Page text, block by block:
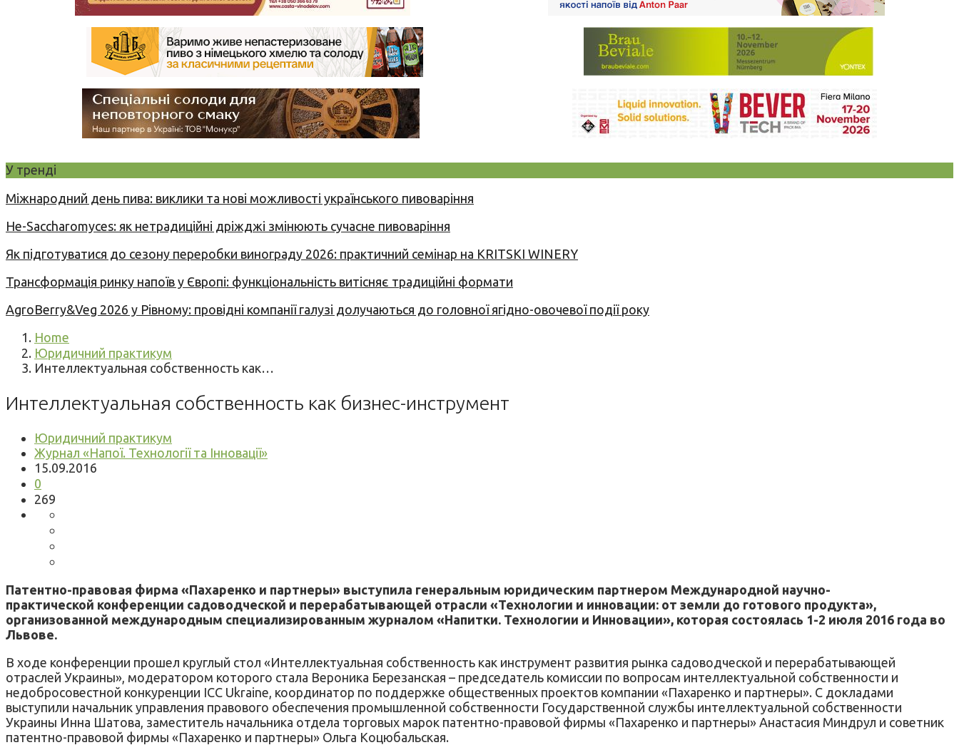
У тренді
Міжнародний день пива: виклики та нові можливості українського пивоваріння
Не-Saccharomyces: як нетрадиційні дріжджі змінюють сучасне пивоваріння
Як підготуватися до сезону переробки винограду 2026: практичний семінар на KRITSKI WINERY
Трансформація ринку напоїв у Європі: функціональність витісняє традиційні формати
AgroBerry&Veg 2026 у Рівному: провідні компанії галузі долучаються до головної ягідно-овочевої події року
Home
Юридичний практикум
Интеллектуальная собственность как…
Интеллектуальная собственность как бизнес-инструмент
Юридичний практикум
Журнал «Напої. Технології та Інновації»
15.09.2016
0
269
Патентно-правовая фирма «Пахаренко и партнеры» выступила генеральным юридическим партнером Международной научно-
практической конференции садоводческой и перерабатывающей отрасли «Технологии и инновации: от земли до готового продукта»,
организованной международным специализированным журналом «Напитки. Технологии и Инновации», которая состоялась 1-2 июля 2016 года во
Львове.
В ходе конференции прошел круглый стол «Интеллектуальная собственность как инструмент развития рынка садоводческой и перерабатывающей
отраслей Украины», модератором которого стала Вероника Березанская – председатель комиссии по вопросам интеллектуальной собственности и
недобросовестной конкуренции ICC Ukraine, координатор по поддержке общественных проектов компании «Пахаренко и партнеры». С докладами
выступили начальник управления правового обеспечения промышленной собственности Государственной службы интеллектуальной собственности
Украины Инна Шатова, заместитель начальника отдела торговых марок патентно-правовой фирмы «Пахаренко и партнеры» Анастасия Миндрул и советник
патентно-правовой фирмы «Пахаренко и партнеры» Ольга Коцюбальская.